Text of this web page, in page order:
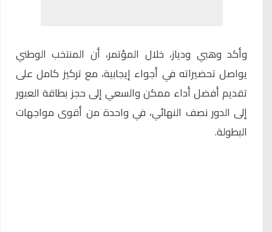
وأكد وهبي ودياز، خلال المؤتمر، أن المنتخب الوطني
يواصل تحضيراته في أجواء إيجابية، مع تركيز كامل على
تقديم أفضل أداء ممكن والسعي إلى حجز بطاقة العبور
إلى الدور نصف النهائي، في واحدة من أقوى مواجهات
البطولة.